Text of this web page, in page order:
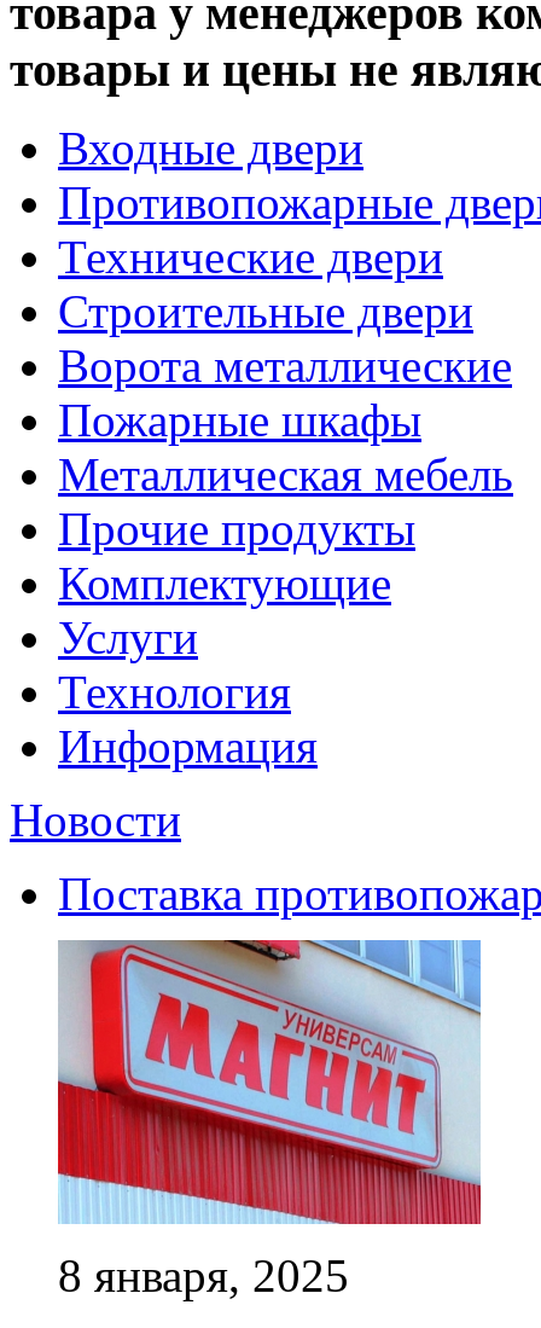
товара у менеджеров
товары и цены не
Входные двери
Противопожарные
Технические двери
Строительные двери
Ворота металлические
Пожарные шкафы
Металлическая мебель
Прочие продукты
Комплектующие
Услуги
Технология
Информация
Новости
Поставка
8 января, 2025